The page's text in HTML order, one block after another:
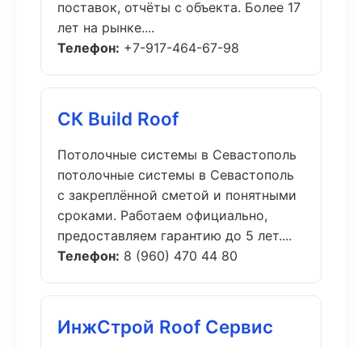
поставок, отчёты с объекта. Более 17
лет на рынке....
Телефон: +7-917-464-67-98
СК Build Roof
Потолочные системы в Севастополь
потолочные системы в Севастополь
с закреплённой сметой и понятными
сроками. Работаем официально,
предоставляем гарантию до 5 лет....
Телефон: 8 (960) 470 44 80
ИнжСтрой Roof Сервис